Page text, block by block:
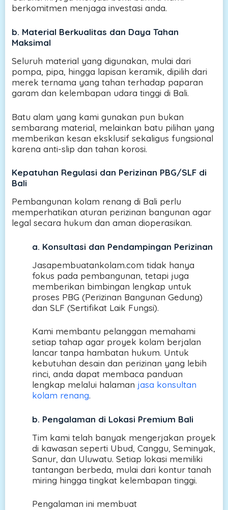
berkomitmen menjaga investasi anda.
b. Material Berkualitas dan Daya Tahan
Maksimal
Seluruh material yang digunakan, mulai dari
pompa, pipa, hingga lapisan keramik, dipilih dari
merek ternama yang tahan terhadap paparan
garam dan kelembapan udara tinggi di Bali.
Batu alam yang kami gunakan pun bukan
sembarang material, melainkan batu pilihan yang
memberikan kesan eksklusif sekaligus fungsional
karena anti-slip dan tahan korosi.
Kepatuhan Regulasi dan Perizinan PBG/SLF di
Bali
Pembangunan kolam renang di Bali perlu
memperhatikan aturan perizinan bangunan agar
legal secara hukum dan aman dioperasikan.
a. Konsultasi dan Pendampingan Perizinan
Jasapembuatankolam.com tidak hanya
fokus pada pembangunan, tetapi juga
memberikan bimbingan lengkap untuk
proses PBG (Perizinan Bangunan Gedung)
dan SLF (Sertifikat Laik Fungsi).
Kami membantu pelanggan memahami
setiap tahap agar proyek kolam berjalan
lancar tanpa hambatan hukum. Untuk
kebutuhan desain dan perizinan yang lebih
rinci, anda dapat membaca panduan
lengkap melalui halaman jasa konsultan
kolam renang.
b. Pengalaman di Lokasi Premium Bali
Tim kami telah banyak mengerjakan proyek
di kawasan seperti Ubud, Canggu, Seminyak,
Sanur, dan Uluwatu. Setiap lokasi memiliki
tantangan berbeda, mulai dari kontur tanah
miring hingga tingkat kelembapan tinggi.
Pengalaman ini membuat